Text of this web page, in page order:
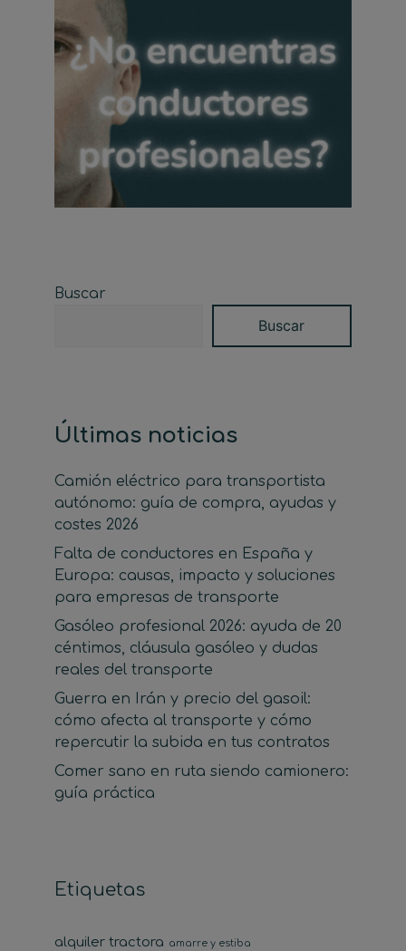
Buscar
Buscar
Últimas noticias
Camión eléctrico para transportista
autónomo: guía de compra, ayudas y
costes 2026
Falta de conductores en España y
Europa: causas, impacto y soluciones
para empresas de transporte
Gasóleo profesional 2026: ayuda de 20
céntimos, cláusula gasóleo y dudas
reales del transporte
Guerra en Irán y precio del gasoil:
cómo afecta al transporte y cómo
repercutir la subida en tus contratos
Comer sano en ruta siendo camionero:
guía práctica
Etiquetas
alquiler tractora amarre y estiba